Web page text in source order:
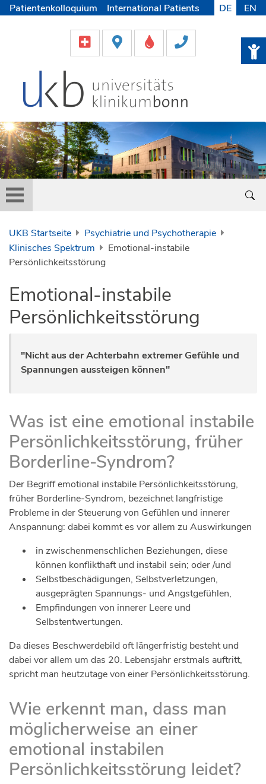
Patientenkolloquium
International Patients
Helfen & Spenden
Medien
DE EN
UKB Startseite
Psychiatrie und Psychotherapie
Klinisches Spektrum
Emotional-instabile
Persönlichkeitsstörung
Emotional-instabile
Persönlichkeitsstörung
"Nicht aus der Achterbahn extremer Gefühle und
Spannungen aussteigen können"
Was ist eine emotional instabile
Persönlichkeitsstörung, früher
Borderline-Syndrom?
Der Begriff emotional instabile Persönlichkeitsstörung,
früher Borderline-Syndrom, bezeichnet langfristige
Probleme in der Steuerung von Gefühlen und innerer
Anspannung: dabei kommt es vor allem zu Auswirkungen
in zwischenmenschlichen Beziehungen, diese
können konflikthaft und instabil sein; oder /und
Selbstbeschädigungen, Selbstverletzungen,
ausgeprägten Spannungs- und Angstgefühlen,
Empfindungen von innerer Leere und
Selbstentwertungen.
Da dieses Beschwerdebild oft längerfristig besteht und
dabei vor allem um das 20. Lebensjahr erstmals auftritt,
spricht man heutzutage von einer Persönlichkeitsstörung.
Wie erkennt man, dass man
möglicherweise an einer
emotional instabilen
Persönlichkeitsstörung leidet?